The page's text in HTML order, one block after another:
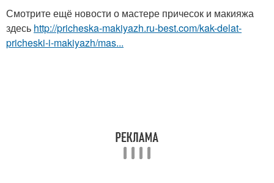
Смотрите ещё новости о мастере причесок и макияжа
здесь http://pricheska-makiyazh.ru-best.com/kak-delat-
pricheski-i-makiyazh/mas...